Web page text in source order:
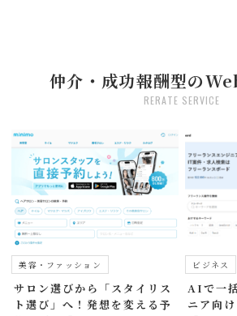
仲介・成功報酬型の
RERATE SERVICE
美容・ファッション
サロン選びから「スタイリス
ト選び」へ！発想を変える予
ビジネス
AIで一
ニア向